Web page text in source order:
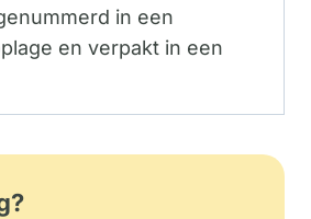
in een
en verpakt in een